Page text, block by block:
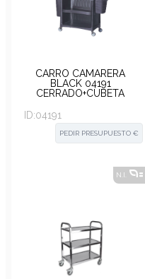
CARRO CAMARERA
BLACK 04191
CERRADO+CUBETA
DESECHOS 53X138X95CM
ID:04191
PEDIR PRESUPUESTO €
N.I.